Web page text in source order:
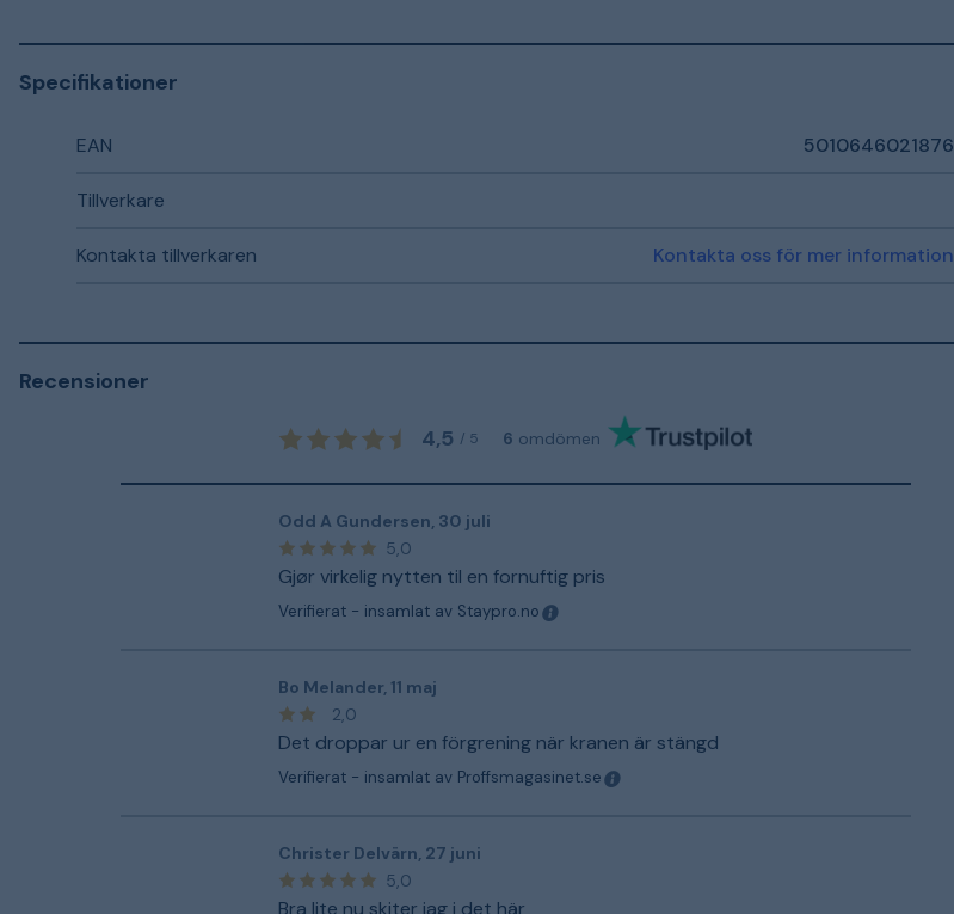
Specifikationer
EAN 5010646021876
Tillverkare
Kontakta tillverkaren Kontakta oss för mer information
Recensioner
4,5 / 5 6 omdömen
Odd A Gundersen, 30 juli
5,0
Gjør virkelig nytten til en fornuftig pris
Verifierat - insamlat av Staypro.no
Bo Melander, 11 maj
2,0
Det droppar ur en förgrening när kranen är stängd
Verifierat - insamlat av Proffsmagasinet.se
Christer Delvärn, 27 juni
5,0
Bra lite nu skiter jag i det här